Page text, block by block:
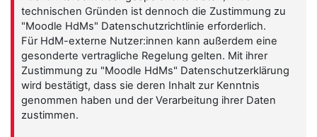
technischen Gründen ist dennoch die Zustimmung zu
"Moodle HdMs" Datenschutzrichtlinie erforderlich.
Für HdM-externe Nutzer:innen kann außerdem eine
gesonderte vertragliche Regelung gelten. Mit ihrer
Zustimmung zu "Moodle HdMs" Datenschutzerklärung
wird bestätigt, dass sie deren Inhalt zur Kenntnis
genommen haben und der Verarbeitung ihrer Daten
zustimmen.